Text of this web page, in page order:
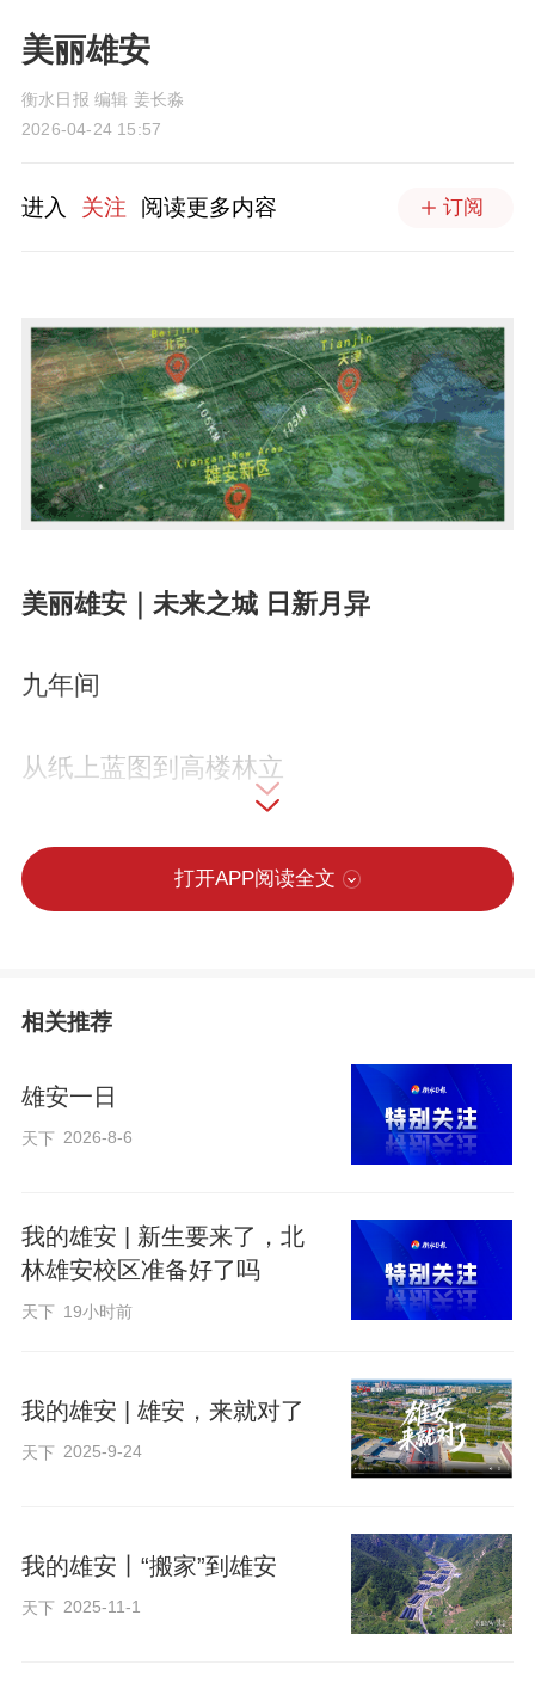
美丽雄安
衡水日报 编辑 姜长淼
2026-04-24 15:57
进入 关注 阅读更多内容 订阅
美丽雄安｜未来之城 日新月异
九年间
从纸上蓝图到高楼林立
“未来之城”拔节生长、日新月异
正徐徐铺展
详细视频：https://mp.weixin.qq.com/s/4scNOpmw01p7UWgwHSQTmA
编辑：姜长淼
打开APP阅读全文
相关推荐
雄安一日
天下 2026-8-6
我的雄安 | 新生要来了，北
林雄安校区准备好了吗
天下 19小时前
我的雄安 | 雄安，来就对了
天下 2025-9-24
我的雄安丨“搬家”到雄安
天下 2025-11-1